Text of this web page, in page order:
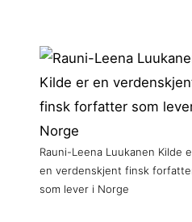
Rauni-Leena Luukanen Kilde
en verdenskjent finsk
som lever i Norge